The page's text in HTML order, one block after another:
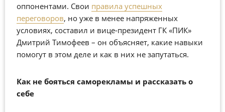
оппонентами. Свои правила успешных
переговоров, но уже в менее напряженных
условиях, составил и вице-президент ГК «ПИК»
Дмитрий Тимофеев – он объясняет, какие навыки
помогут в этом деле и как в них не запутаться.
Как не бояться саморекламы и рассказать о
себе